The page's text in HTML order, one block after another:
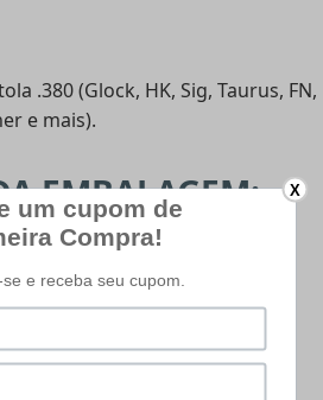
.380 (Glock, HK, Sig, Taurus, FN,
e mais).
EMBALAGEM:
Calibre .380 Preto - ETS
ilustrativas.
para maiores de 18 anos.
X